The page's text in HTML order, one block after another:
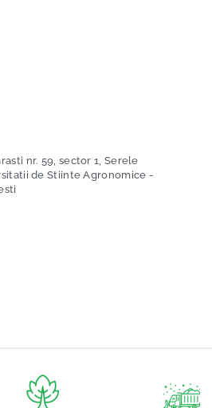
nr. 59, sector 1, Serele
de Stiinte Agronomice -